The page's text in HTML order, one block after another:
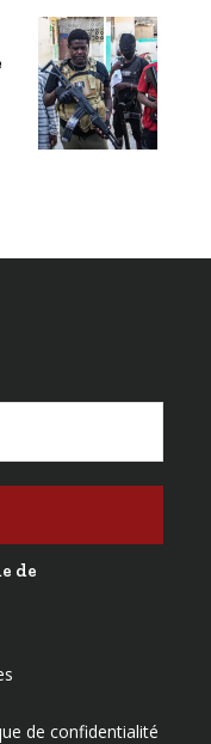
de
de confidentialité